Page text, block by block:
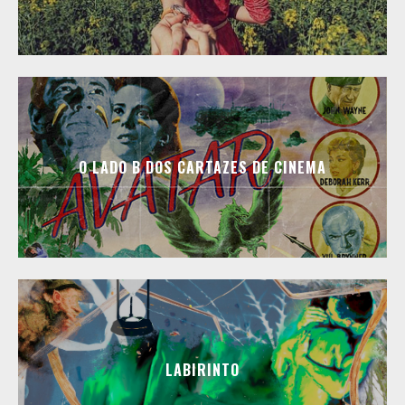
O LADO B DOS CARTAZES DE CINEMA
LABIRINTO